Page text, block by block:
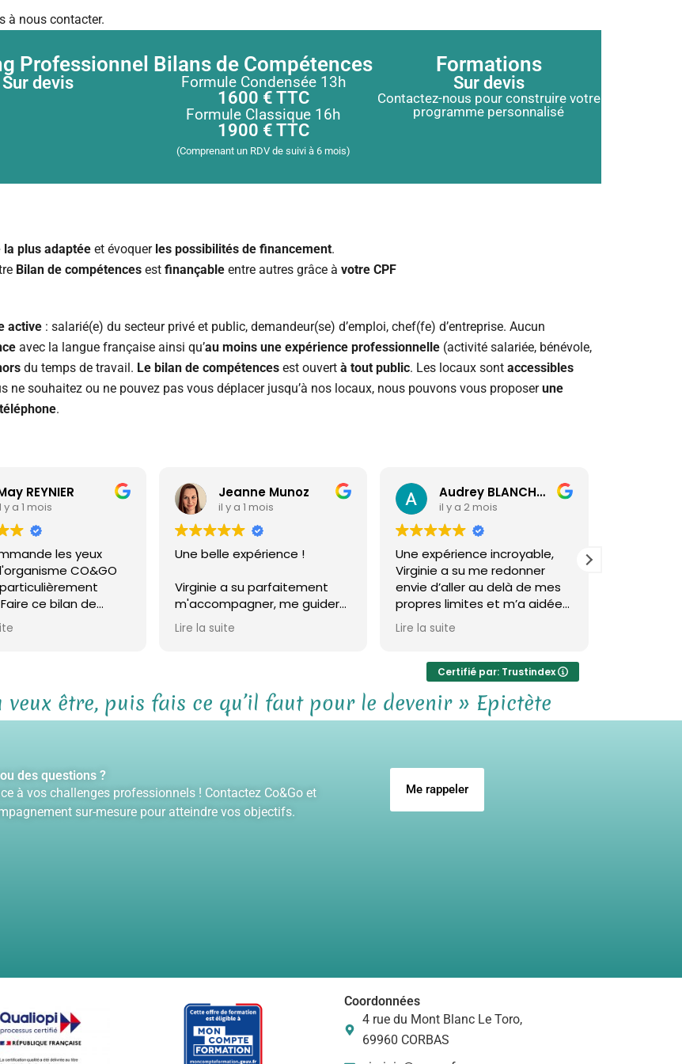
à nous contacter.
Professionnel
Sur devis
Bilans de Compétences
Formule Condensée 13h
1600 € TTC
Formule Classique 16h
1900 € TTC
(Comprenant un RDV de suivi à 6 mois)
Formations
Sur devis
Contactez-nous pour construire votre
programme personnalisé
plus adaptée et évoquer les possibilités de financement.
Bilan de compétences est finançable entre autres grâce à votre CPF
active : salarié(e) du secteur privé et public, demandeur(se) d’emploi, chef(fe) d’entreprise. Aucun
avec la langue française ainsi qu’au moins une expérience professionnelle (activité salariée, bénévole,
du temps de travail. Le bilan de compétences est ouvert à tout public. Les locaux sont accessibles
ne souhaitez ou ne pouvez pas vous déplacer jusqu’à nos locaux, nous pouvons vous proposerune
téléphone.
REYNIER
y a 1 mois
les yeux
CO&GO
ce bilan de
à ses côtés a
déclic.
a su créer un climat
immédiat, sans
pertinents, j'ai pu
tri dans mes
redécouvrir
et surtout
pour tout,
Jeanne Munoz
il y a 1 mois
Une belle expérience !
Virginie a su parfaitement
m'accompagner, me guider
et rendre les choses
concrètes tout au long de
l'écoute.
reprendre confiance et
d'avancer sereinement !
Lire la suite
Audrey BLANCHON
il y a 2 mois
Une expérience incroyable,
Virginie a su me redonner
envie d’aller au delà de mes
propres limites et m’a aidée
à surpasser mes doutes et
m’a aussi redonner
profondément humaine, je la
recommande à toutes les
personnes qui souhaintent
faire un bilan sur eux-mêmes.
accompagnement tant
professionnel qu’humain
Lire la suite
Certifié par: Trustindex
être, puis fais ce qu’il faut pour le devenir » Epictète
des questions ?
à vos challenges professionnels ! Contactez Co&Go et
sur-mesure pour atteindre vos objectifs.
Me rappeler
Coordonnées
4 rue du Mont Blanc Le Toro,
69960 CORBAS